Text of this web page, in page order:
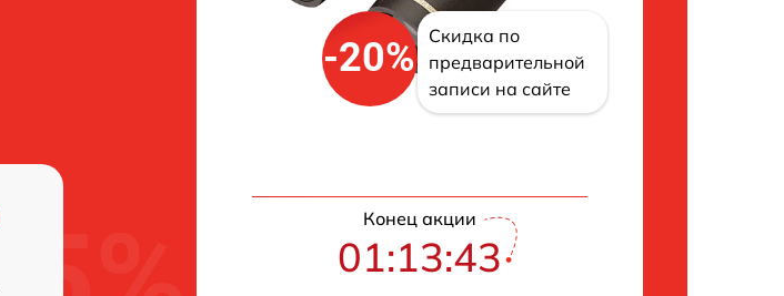
-20%
Скидка по
предварительной
записи на сайте
Конец акции
01:13:43